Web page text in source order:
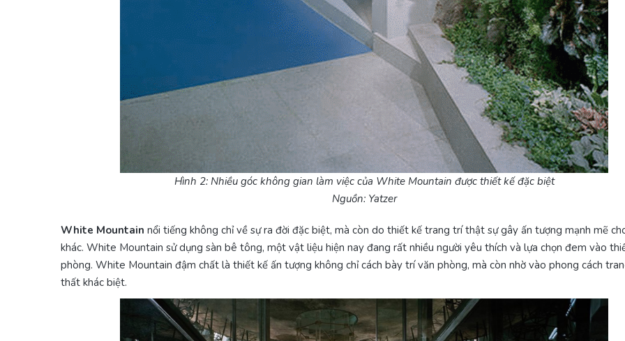
Hình 2: Nhiều góc không gian làm việc của White Mountain được thiết kế đặc biệt
Nguồn: Yatzer
White Mountain nổi tiếng không chỉ về sự ra đời đặc biệt, mà còn do thiết kế trang trí thật sự gây ấn tượng mạnh mẽ
khác. White Mountain sử dụng sàn bê tông, một vật liệu hiện nay đang rất nhiều người yêu thích và lựa chọn đem vào
phòng. White Mountain đậm chất là thiết kế ấn tượng không chỉ cách bày trí văn phòng, mà còn nhờ vào phong cách
thất khác biệt.